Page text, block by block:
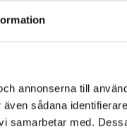
annonserna till
sådana
samarbetar med.
nyttig information